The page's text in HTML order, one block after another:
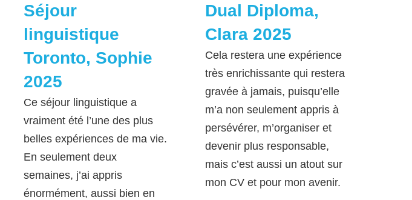
Séjour
linguistique
Toronto, Sophie
2025
Ce séjour linguistique a
vraiment été l’une des plus
belles expériences de ma vie.
En seulement deux
semaines, j’ai appris
énormément, aussi bien en
Dual Diploma,
Clara 2025
Cela restera une expérience
très enrichissante qui restera
gravée à jamais, puisqu’elle
m’a non seulement appris à
persévérer, m’organiser et
devenir plus responsable,
mais c’est aussi un atout sur
mon CV et pour mon avenir.